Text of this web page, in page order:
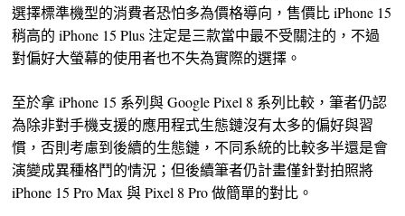
選擇標準機型的消費者恐怕多為價格導向，售價比 iPhone 15
稍高的 iPhone 15 Plus 注定是三款當中最不受關注的，不過
對偏好大螢幕的使用者也不失為實際的選擇。
至於拿 iPhone 15 系列與 Google Pixel 8 系列比較，筆者仍認
為除非對手機支援的應用程式生態鏈沒有太多的偏好與習
慣，否則考慮到後續的生態鏈，不同系統的比較多半還是會
演變成異種格鬥的情況；但後續筆者仍計畫僅針對拍照將
iPhone 15 Pro Max 與 Pixel 8 Pro 做簡單的對比。